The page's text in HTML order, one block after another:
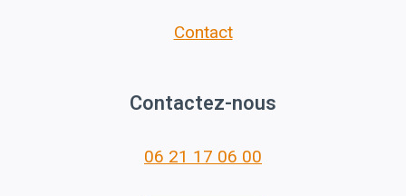
Contact
Contactez-nous
06 21 17 06 00